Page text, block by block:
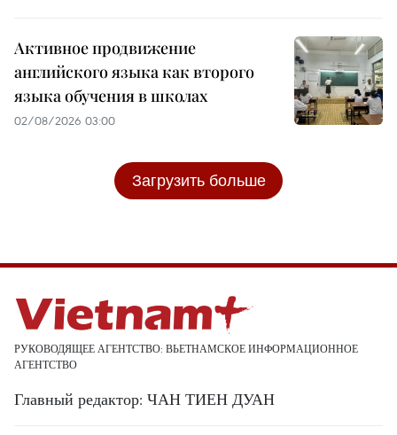
Активное продвижение
английского языка как второго
языка обучения в школах
02/08/2026 03:00
Загрузить больше
РУКОВОДЯЩЕЕ АГЕНТСТВО: ВЬЕТНАМСКОЕ ИНФОРМАЦИОННОЕ
АГЕНТСТВО
Главный редактор: ЧАН ТИЕН ДУАН